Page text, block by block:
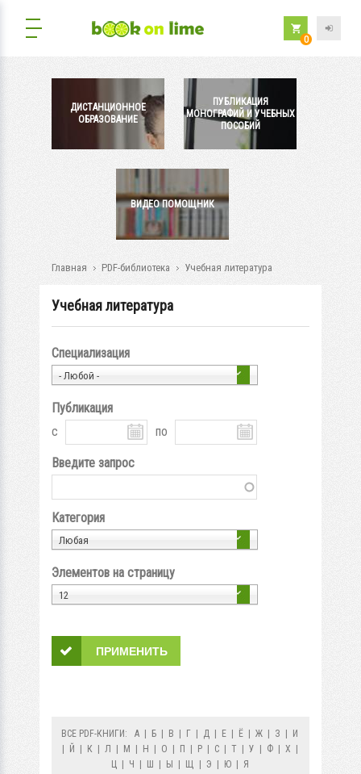
0
ДИСТАНЦИОННОЕ
ОБРАЗОВАНИЕ
ПУБЛИКАЦИЯ
МОНОГРАФИЙ И УЧЕБНЫХ
ПОСОБИЙ
ВИДЕО ПОМОЩНИК
Главная PDF-библиотека Учебная литература
Учебная литература
Специализация
- Любой -
Публикация
с
по
Введите запрос
Категория
Любая
Элементов на страницу
12
ВСЕ PDF-КНИГИ: А Б В Г Д Е Ё Ж З
И
Й К Л М Н О П Р С Т У Ф Х
Ц
Ч Ш Ы Щ Э Ю
Я